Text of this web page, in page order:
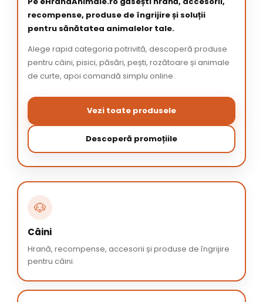
recompense, produse de îngrijire și soluții
pentru sănătatea animalelor tale.
Alege rapid categoria potrivită, descoperă produse
pentru câini, pisici, păsări, pești, rozătoare și animale
de curte, apoi comandă simplu online.
Vezi toate produsele
Descoperă promoțiile
🐶
Câini
Hrană, recompense, accesorii și produse de îngrijire
pentru câini.